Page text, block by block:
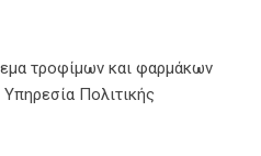
τροφίμων και φαρμάκων
Πολιτικής